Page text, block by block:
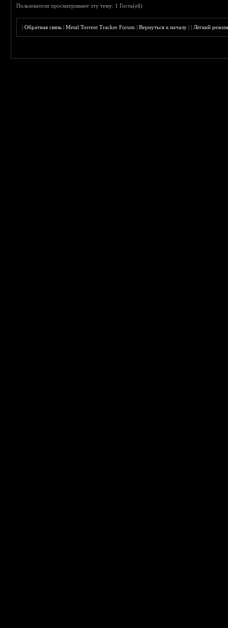
Пользователи просматривают эту тему: 1 Гость(ей)
|Обратная связь |Metal Torrent Tracker Forum |Вернуться к началу ||Лёгкий